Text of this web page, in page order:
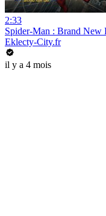
2:33
Spider-Man : Brand
Eklecty-City.fr
il y a 4 mois